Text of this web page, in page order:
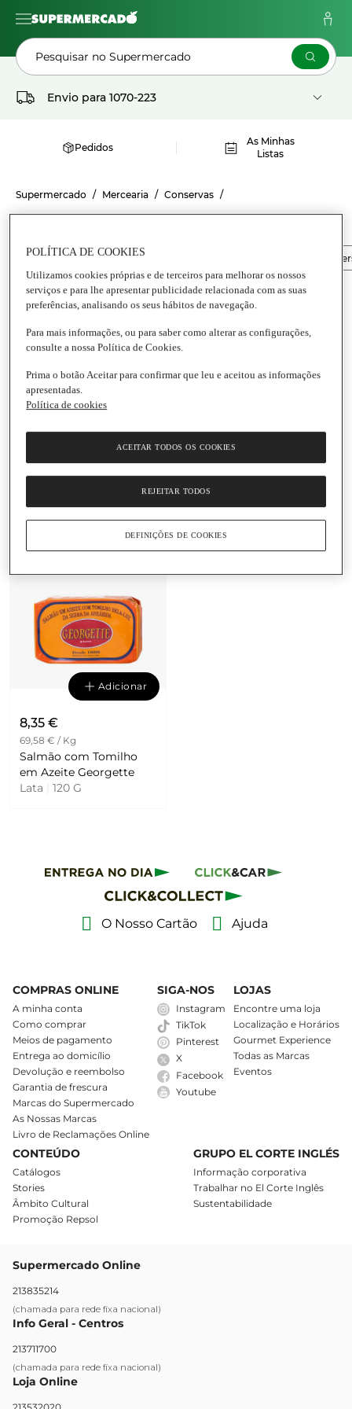
Pesquisar no Supermercado
Envio para 1070-223
Pedidos
As Minhas
Listas
Supermercado Mercearia Conservas
Conservas de Peixe Conservas de peixes
Anchovas Enroladas em
Alcaparras em Azeite
Georgette
8,35 €
Salmão com Segurelha
em Azeite Georgette
Lata|120 G
Adicionar
8,35 €
69,58 € / Kg
Salmão com Tomilho
em Azeite Georgette
Lata
120 G
O Nosso Cartão Ajuda
COMPRAS ONLINE
A minha conta
Como comprar
Meios de pagamento
Entrega ao domicílio
Devolução e reembolso
Garantia de frescura
Marcas do Supermercado
As Nossas Marcas
Livro de Reclamações Online
SIGA-NOS
Instagram
TikTok
Pinterest
X
Facebook
Youtube
LOJAS
Encontre uma loja
Localização e Horários
Gourmet Experience
Todas as Marcas
Eventos
CONTEÚDO
Catálogos
Stories
Âmbito Cultural
Promoção Repsol
GRUPO EL CORTE INGLÉS
Informação corporativa
Trabalhar no El Corte Inglês
Sustentabilidade
Supermercado Online
213835214
(chamada para rede fixa nacional)
Info Geral - Centros
213711700
(chamada para rede fixa nacional)
Loja Online
POLÍTICA DE COOKIES
Utilizamos cookies próprias e de terceiros para melhorar os nossos
serviços e para lhe apresentar publicidade relacionada com as suas
preferências, analisando os seus hábitos de navegação.
Para mais informações, ou para saber como alterar as configurações,
consulte a nossa Política de Cookies.
Prima o botão Aceitar para confirmar que leu e aceitou as informações
apresentadas.
Política de cookies
REJEITAR TODOS
ACEITAR TODOS OS COOKIES
DEFINIÇÕES DE COOKIES